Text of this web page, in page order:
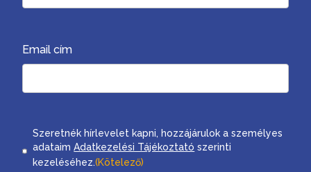
Email cím
Consent
Szeretnék hírlevelet kapni, hozzájárulok a személyes
adataimAdatkezelési Tájékoztató szerinti
kezeléséhez.(Kötelező)